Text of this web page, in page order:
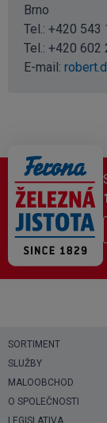
Brno
Tel.: +420
Tel.: +420 602
E-mail:
SORTIMENT
SLUŽBY
MALOOBCHOD
O SPOLEČNOSTI